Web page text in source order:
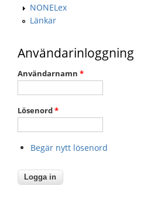
NONELex
Länkar
Användarinloggning
Användarnamn *
Lösenord*
Begär nytt lösenord